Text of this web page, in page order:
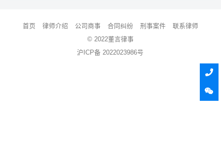
首页 律师介绍 公司商事 合同纠纷 刑事案件
联系律师
© 2022董言律事
沪ICP备 2022023986号